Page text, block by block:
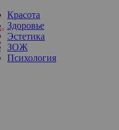
Красота
Здоровье
Эстетика
ЗОЖ
Психология